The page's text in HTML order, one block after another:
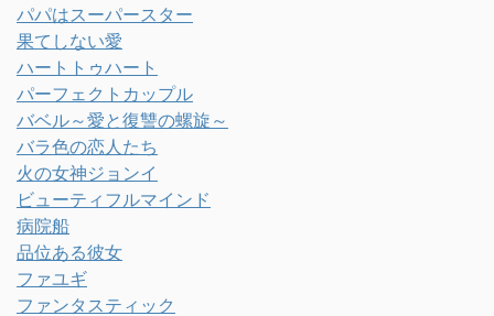
パパはスーパースター
果てしない愛
ハートトゥハート
パーフェクトカップル
バベル～愛と復讐の螺旋～
バラ色の恋人たち
火の女神ジョンイ
ビューティフルマインド
病院船
品位ある彼女
ファユギ
ファンタスティック